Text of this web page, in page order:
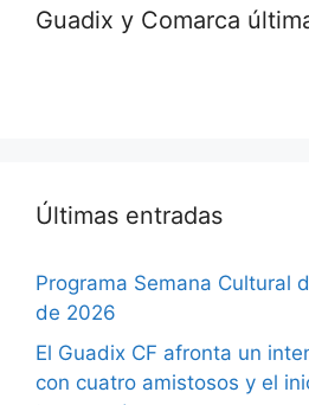
Guadix y Comarca
Últimas entradas
Programa Semana Cultural
de 2026
El Guadix CF afronta un
con cuatro amistosos y el